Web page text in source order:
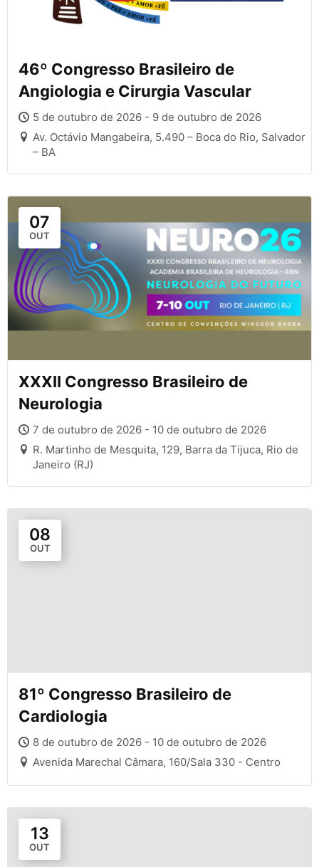
46º Congresso Brasileiro de
Angiologia e Cirurgia Vascular
5 de outubro de 2026 - 9 de outubro de 2026
Av. Octávio Mangabeira, 5.490 – Boca do Rio, Salvador
– BA
07
OUT
XXXII Congresso Brasileiro de
Neurologia
7 de outubro de 2026 - 10 de outubro de 2026
R. Martinho de Mesquita, 129, Barra da Tijuca, Rio de
Janeiro (RJ)
08
OUT
81º Congresso Brasileiro de
Cardiologia
8 de outubro de 2026 - 10 de outubro de 2026
Avenida Marechal Câmara, 160/Sala 330 - Centro
13
OUT